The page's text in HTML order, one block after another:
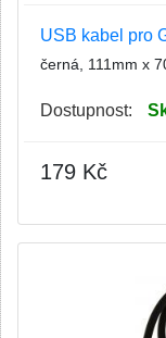
USB kabel pro
černá, 111mm x
Dostupnost:
179 Kč